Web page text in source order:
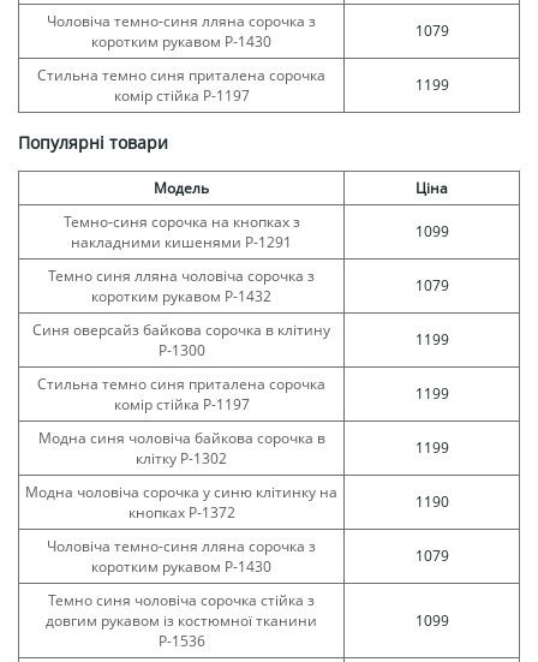
Чоловіча темно-синя лляна сорочка з
коротким рукавом Р-1430
1079
Стильна темно синя приталена сорочка
комір стійка Р-1197
1199
Популярні товари
Модель
Ціна
Темно-синя сорочка на кнопках з
накладними кишенями Р-1291
1099
Темно синя лляна чоловіча сорочка з
коротким рукавом Р-1432
1079
Синя оверсайз байкова сорочка в клітину
Р-1300
1199
Стильна темно синя приталена сорочка
комір стійка Р-1197
1199
Модна синя чоловіча байкова сорочка в
клітку Р-1302
1199
Модна чоловіча сорочка у синю клітинку на
кнопках Р-1372
1190
Чоловіча темно-синя лляна сорочка з
коротким рукавом Р-1430
1079
Темно синя чоловіча сорочка стійка з
довгим рукавом із костюмної тканини
Р-1536
1099